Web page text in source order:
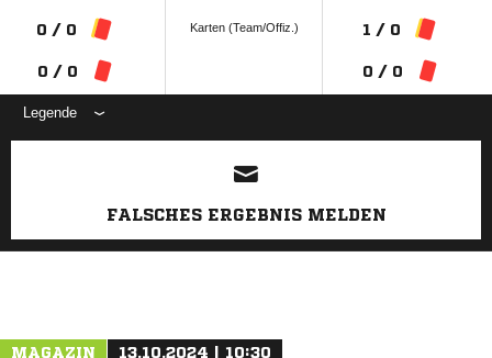
0 / 0
0 / 0
Karten (Team/Offiz.) 1 / 0
0 / 0
Legende
ANZEIGE
FALSCHES ERGEBNIS MELDEN
MAGAZIN 13.10.2024 | 10:30